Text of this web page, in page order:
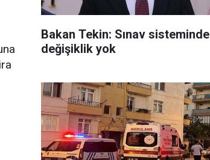
Bakan Tekin: Sınav sisteminde
değişiklik yok